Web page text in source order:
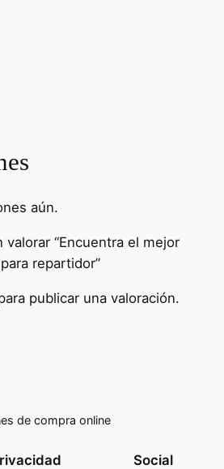
aún.
valorar “Encuentra el mejor
repartidor”
publicar una valoración.
de compra online
Social